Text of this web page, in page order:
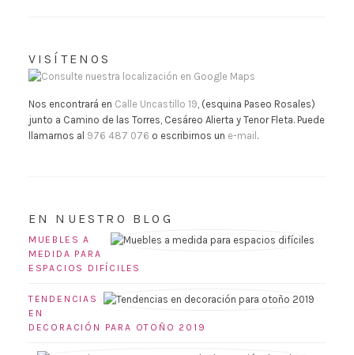
VISÍTENOS
Nos encontrará en Calle Uncastillo 19, (esquina Paseo Rosales)
junto a Camino de las Torres, Cesáreo Alierta y Tenor Fleta. Puede
llamarnos al 976 487 076 o escribirnos un e-mail .
EN NUESTRO BLOG
MUEBLES A
MEDIDA PARA
ESPACIOS DIFÍCILES
TENDENCIAS
EN
DECORACIÓN PARA OTOÑO 2019